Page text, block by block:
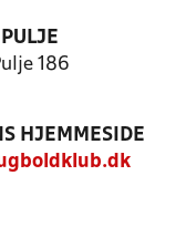
PULJE
186
HJEMMESIDE